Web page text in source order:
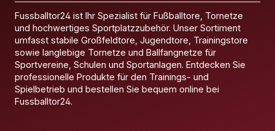
Fussballtor24 ist Ihr Spezialist für Fußballtore, Tornetze
und hochwertiges Sportplatzzubehör. Unser Sortiment
umfasst stabile Großfeldtore, Jugendtore, Trainingstore
sowie langlebige Tornetze und Ballfangnetze für
Sportvereine, Schulen und Sportanlagen. Entdecken Sie
professionelle Produkte für den Trainings- und
Spielbetrieb und bestellen Sie bequem online bei
Fussballtor24.